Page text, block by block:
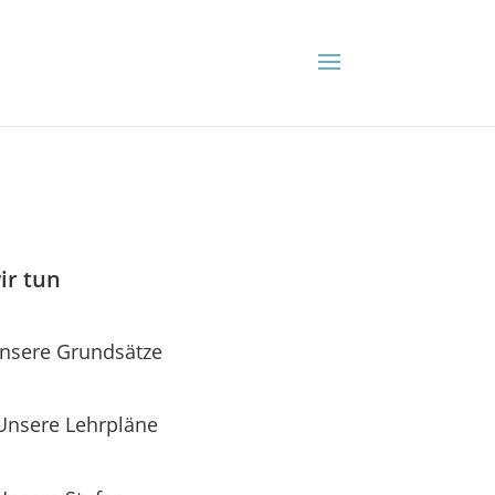
tun
Grundsätze
Lehrpläne